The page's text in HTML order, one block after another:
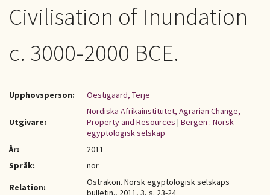
KONTAKT
Civilisation of Inundation
c. 3000-2000 BCE.
Upphovsperson: Oestigaard, Terje
Utgivare:
Nordiska Afrikainstitutet, Agrarian Change,
Property and Resources | Bergen : Norsk
egyptologisk selskap
År:
2011
Språk:
nor
Relation:
Ostrakon. Norsk egyptologisk selskaps
bulletin., 2011, 3, s. 23-24